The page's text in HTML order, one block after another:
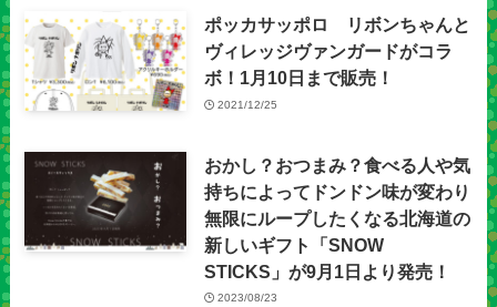
ポッカサッポロ リボンちゃんと
ヴィレッジヴァンガードがコラ
ボ！1月10日まで販売！
2021/12/25
おかし？おつまみ？食べる人や気
持ちによってドンドン味が変わり
無限にループしたくなる北海道の
新しいギフト「SNOW
STICKS」が9月1日より発売！
2023/08/23